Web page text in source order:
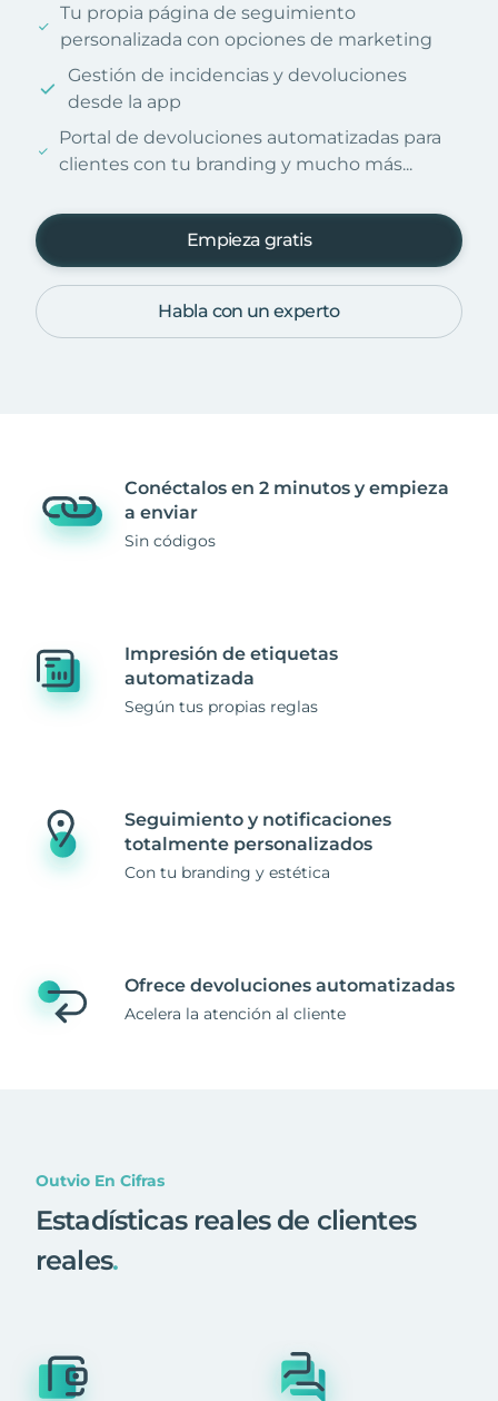
Tu propia página de seguimiento
personalizada con opciones de marketing
Gestión de incidencias y devoluciones
desde la app
Portal de devoluciones automatizadas para
clientes con tu branding y mucho más...
Empieza gratis
Habla con un experto
Conéctalos en 2 minutos y empieza
a enviar
Sin códigos
Impresión de etiquetas
automatizada
Según tus propias reglas
Seguimiento y notificaciones
totalmente personalizados
Con tu branding y estética
Ofrece devoluciones automatizadas
Acelera la atención al cliente
Outvio En Cifras
Estadísticas reales de clientes
reales.